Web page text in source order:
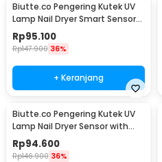
Biutte.co Pengering Kutek UV
Lamp Nail Dryer Smart Sensor
LCD Display - X7 MAX
Rp95.100
Rp147.900 36%
+ Keranjang
Biutte.co Pengering Kutek UV
Lamp Nail Dryer Sensor with
LCD Display - SUN X11 MAX
Rp94.600
Rp146.900 36%